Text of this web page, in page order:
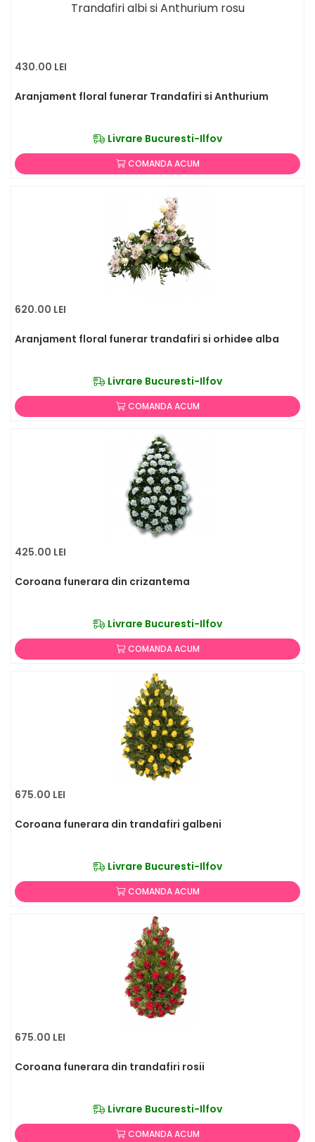
430.00 LEI
Aranjament floral funerar Trandafiri si Anthurium
Livrare Bucuresti-Ilfov
COMANDA ACUM
620.00 LEI
Aranjament floral funerar trandafiri si orhidee alba
Livrare Bucuresti-Ilfov
COMANDA ACUM
425.00 LEI
Coroana funerara din crizantema
Livrare Bucuresti-Ilfov
COMANDA ACUM
675.00 LEI
Coroana funerara din trandafiri galbeni
Livrare Bucuresti-Ilfov
COMANDA ACUM
675.00 LEI
Coroana funerara din trandafiri rosii
Livrare Bucuresti-Ilfov
COMANDA ACUM